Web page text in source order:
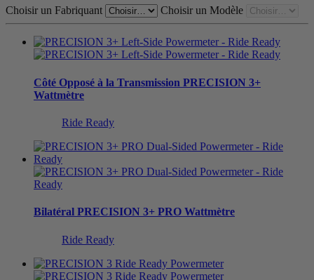
Choisir un Fabriquant Choisir un Modèle
Côté Opposé à la Transmission PRECISION 3+
Wattmètre
Ride Ready
Bilatéral PRECISION 3+ PRO Wattmètre
Ride Ready